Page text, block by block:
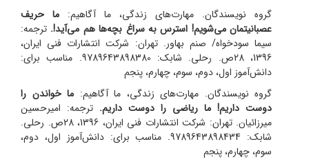
گروه نویسندگان. مهارت‌های زندگی، ما آگاهیم: ما حریف
عصبانیتمان می‌شویم! استرس به سراغ بچه‌ها هم می‌آید!. ترجمه:
سیما سودخواه/ صنم بهاور. تهران: شرکت انتشارات فنی ایران،
1396، 28ص. رحلی. شابک: 9789643898380. مناسب برای:
دانش‌آموز اول، دوم، سوم، چهارم، پنجم
گروه نویسندگان. مهارت‌های زندگی، ما آگاهیم: ما خواندن را
دوست داریم! ما ریاضی را دوست داریم. ترجمه: امیرحسین
میرزائیان.
تهران: شرکت انتشارات فنی ایران، 1396، 28ص. رحلی.
شابک: 9789643898434. مناسب برای: دانش‌آموز اول، دوم،
سوم، چهارم، پنجم